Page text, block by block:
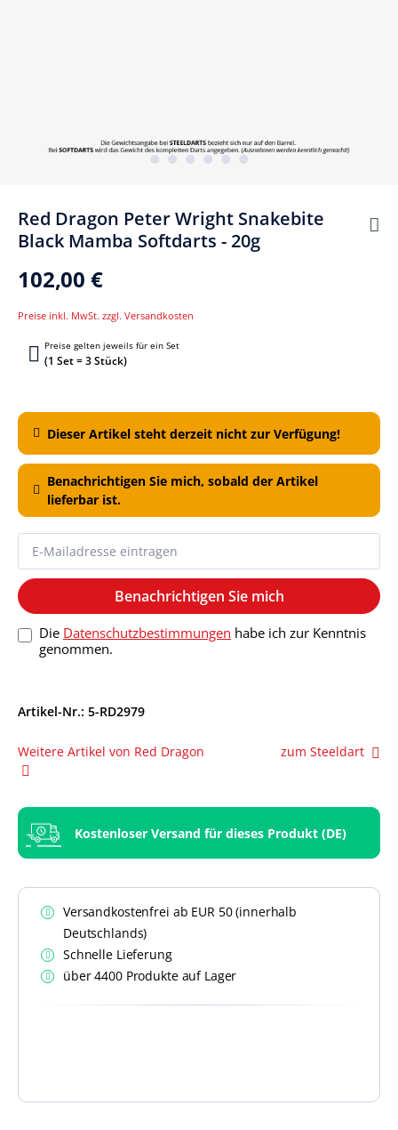
Red Dragon Peter Wright Snakebite
Black Mamba Softdarts - 20g
102,00 €
Preise inkl. MwSt. zzgl. Versandkosten
Preise gelten jeweils für ein Set
(1 Set = 3 Stück)
Dieser Artikel steht derzeit nicht zur Verfügung!
Benachrichtigen Sie mich, sobald der Artikel
lieferbar ist.
Benachrichtigen Sie mich
Die Datenschutzbestimmungen habe ich zur Kenntnis
genommen.
Artikel-Nr.: 5-RD2979
Weitere Artikel von Red Dragon zum Steeldart
Kostenloser Versand für dieses Produkt (DE)
Versandkostenfrei ab EUR 50 (innerhalb
Deutschlands)
Schnelle Lieferung
über 4400 Produkte auf Lager